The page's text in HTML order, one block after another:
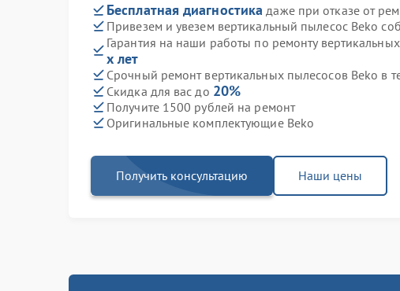
Бесплатная диагностика даже при отказе от
Привезем и увезем вертикальный пылесос Beko
Гарантия на наши работы по ремонту
х лет
Срочный ремонт вертикальных пылесосов Beko в
Скидка для вас до 20%
Получите 1500 рублей на ремонт
Оригинальные комплектующие Beko
Получить консультацию Наши цены